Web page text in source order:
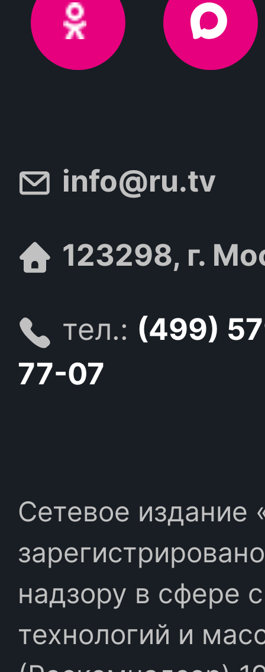
info@ru.tv
123298, г.
тел.: (499)
77-07
Сетевое издание
надзору в сфере
технологий и